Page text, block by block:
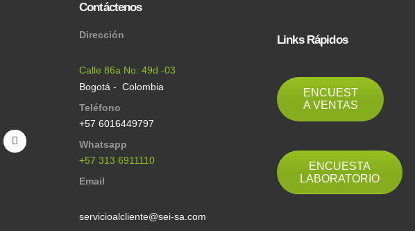
Contáctenos
Dirección
Calle 86a No. 49d -03
Bogotá - Colombia
Teléfono
+57 6016449797
Whatsapp
+57 313 6911110
Email
servicioalcliente@sei-sa.com
Links Rápidos
ENCUEST
A VENTAS
ENCUESTA
LABORATORIO